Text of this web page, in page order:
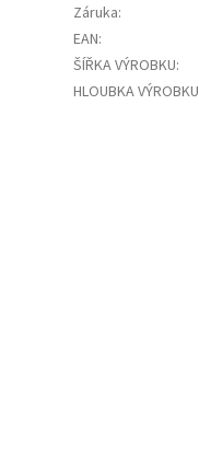
Záruka:
EAN:
ŠÍŘKA VÝROBKU:
HLOUBKA VÝROBKU